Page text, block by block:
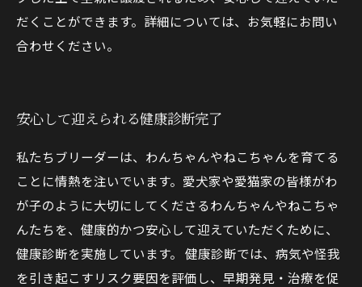
だくことができます。詳細については、お気軽にお問い
合わせください。
安心して迎えられる健康診断完了
私たちブリーダーは、わんちゃんやねこちゃんを育てる
ことに情熱を注いでいます。愛犬家や愛猫家の皆様がわ
が子のように大切にしてくださるわんちゃんやねこちゃ
んたちを、健康的かつ安心して迎えていただくために、
健康診断を実施しています。 健康診断では、病気や怪我
を引き起こすリスク要因を評価し、早期発見・治療を促